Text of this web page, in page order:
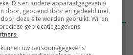
te kunnen.’
werd drie jaar geleden
ID's en andere apparaatgegevens)
door, geopend door en gedeeld met
deze site worden gebruikt. Wij en
geolocatiegegevens
uw persoonsgegevens